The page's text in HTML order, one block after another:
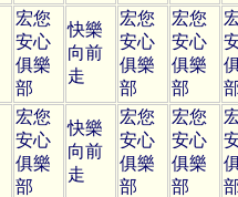
宏您
安心
俱樂
部
快樂
向前
走
宏您
安心
俱樂
部
宏您
安心
俱樂
部
宏您
安心
俱樂
部
快樂
向前
走
宏您
安心
俱樂
部
宏您
安心
俱樂
部